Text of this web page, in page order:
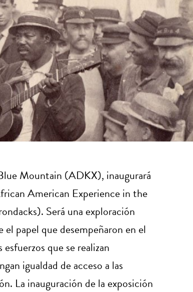
Mountain (ADKX), inaugurará
American Experience in the
Será una exploración
el papel que desempeñaron en el
que se realizan
igualdad de acceso a las
La inauguración de la exposición